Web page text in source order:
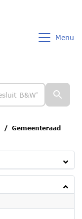
Menu
Gemeenteraad